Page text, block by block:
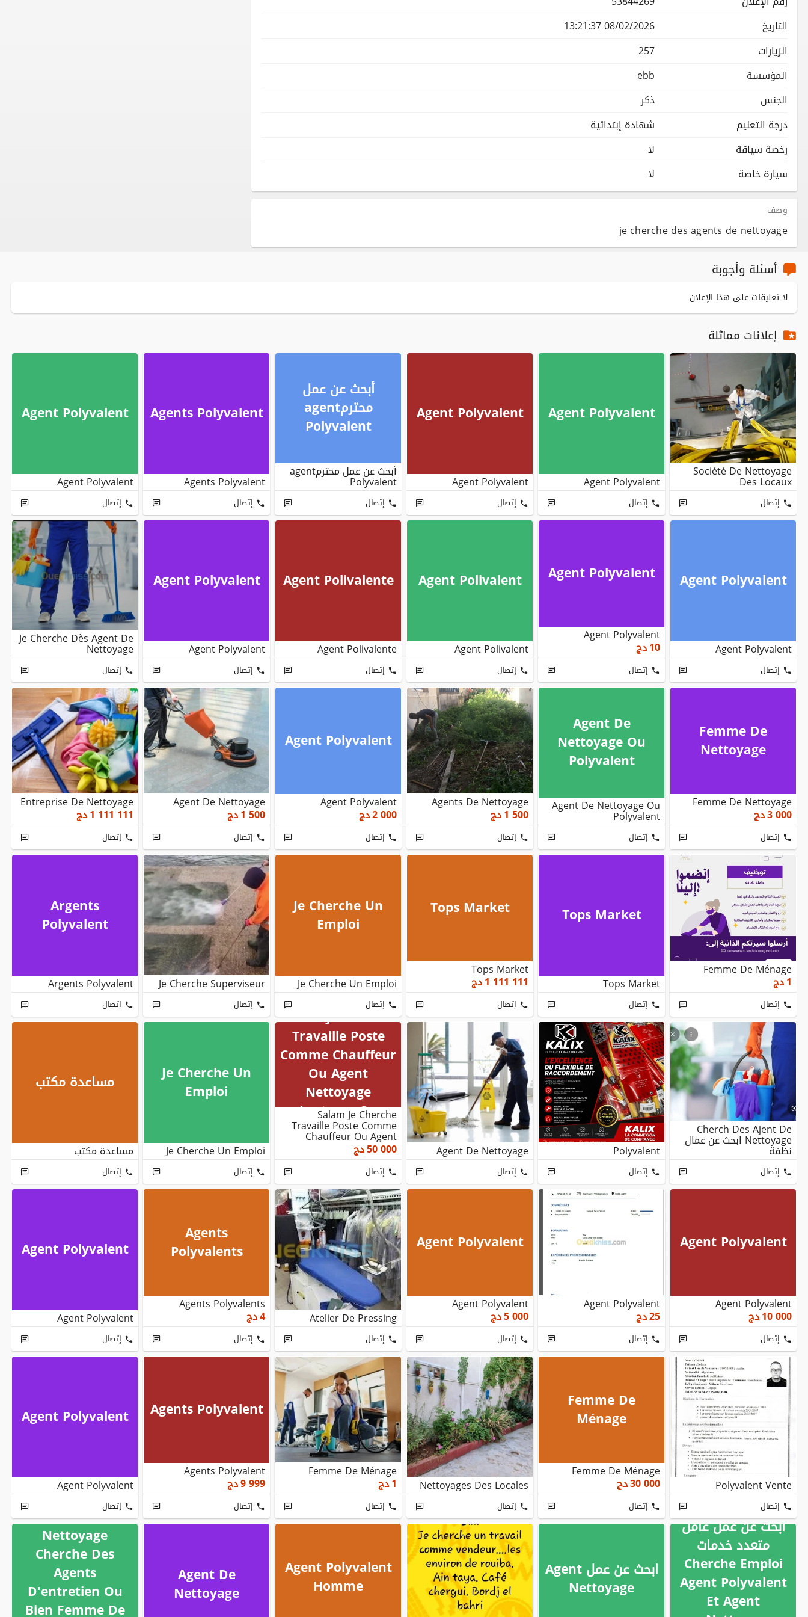
التاريخ
08/02/2026 13:21:37
الزيارات
257
المؤسسة
ebb
الجنس
ذكر
درجة التعليم
شهادة إبتدائية
رخصة سياقة
لا
سيارة خاصة
لا
وصف
je cherche des agents de nettoyage
أسئلة وأجوبة
لا تعليقات على هذا الإعلان
إعلانات مماثلة
Société De Nettoyage
Des Locaux
إتصال
Agent Polyvalent
Agent Polyvalent
إتصال
Agent Polyvalent
Agent Polyvalent
إتصال
أبحث عن عمل
محترمagent
Polyvalent
أبحث عن عمل محترمagent
Polyvalent
إتصال
Agents Polyvalent
Agents Polyvalent
إتصال
Agent Polyvalent
Agent Polyvalent
إتصال
Agent Polyvalent
Agent Polyvalent
إتصال
Agent Polyvalent
Agent Polyvalent
10دج
إتصال
Agent Polivalent
Agent Polivalent
إتصال
Agent Polivalente
Agent Polivalente
إتصال
Agent Polyvalent
Agent Polyvalent
إتصال
Je Cherche Dès Agent De
Nettoyage
إتصال
Femme De
Nettoyage
Femme De Nettoyage
3 000دج
إتصال
Agent De
Nettoyage Ou
Polyvalent
Agent De Nettoyage Ou
Polyvalent
إتصال
Agents De Nettoyage
1 500دج
إتصال
Agent Polyvalent
Agent Polyvalent
2 000دج
إتصال
Agent De Nettoyage
1 500دج
إتصال
Entreprise De Nettoyage
1 111 111دج
إتصال
Femme De Ménage
1دج
إتصال
Tops Market
Tops Market
إتصال
Tops Market
Tops Market
1 111 111دج
إتصال
Je Cherche Un
Emploi
Je Cherche Un Emploi
إتصال
Je Cherche Superviseur
إتصال
Argents
Polyvalent
Argents Polyvalent
إتصال
Cherch Des Ajent De
Nettoyage ابحث عن عمال
نظفة
إتصال
Polyvalent
إتصال
Agent De Nettoyage
إتصال
Salam Je Cherche
Travaille Poste
Comme Chauffeur
Ou Agent
Nettoyage
Lustrage Ou
Salam Je Cherche
Travaille Poste Comme
Chauffeur Ou Agent
Nettoyage Lustrage Ou
50 000دج
إتصال
Je Cherche Un
Emploi
Je Cherche Un Emploi
إتصال
مساعدة مكتب
مساعدة مكتب
إتصال
Agent Polyvalent
Agent Polyvalent
10 000دج
إتصال
Agent Polyvalent
25دج
إتصال
Agent Polyvalent
Agent Polyvalent
5 000دج
إتصال
Atelier De Pressing
إتصال
Agents
Polyvalents
Agents Polyvalents
4دج
إتصال
Agent Polyvalent
Agent Polyvalent
إتصال
Polyvalent Vente
إتصال
Femme De
Ménage
Femme De Ménage
30 000دج
إتصال
Nettoyages Des Locales
إتصال
Femme De Ménage
1دج
إتصال
Agents Polyvalent
Agents Polyvalent
9 999دج
إتصال
Agent Polyvalent
Agent Polyvalent
إتصال
ابحث عن عمل عامل
متعدد خدمات
Cherche Emploi
Agent Polyvalent
Et Agent
ابحث عن عمل Agent
Nettoyage
Agent Polyvalent
Homme
Agent De
Nettoyage
Société De
Nettoyage
Cherche Des
Agents
D'entretien Ou
Bien Femme De